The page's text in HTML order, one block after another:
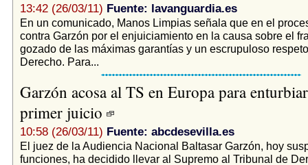
13:42 (26/03/11) Fuente: lavanguardia.es
En un comunicado, Manos Limpias señala que en el
contra Garzón por el enjuiciamiento en la causa sobre el
gozado de las máximas garantías y un escrupuloso
Derecho. Para...
Garzón acosa al TS en Europa para
primer juicio
10:58 (26/03/11) Fuente: abcdesevilla.es
El juez de la Audiencia Nacional Baltasar Garzón, hoy
funciones, ha decidido llevar al Supremo al Tribunal de